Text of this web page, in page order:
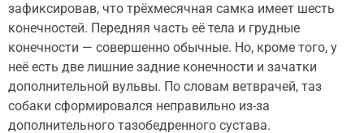
зафиксировав, что трёхмесячная самка имеет шесть
конечностей. Передняя часть её тела и грудные
конечности — совершенно обычные. Но, кроме того, у
неё есть две лишние задние конечности и зачатки
дополнительной вульвы. По словам ветврачей, таз
собаки сформировался неправильно из-за
дополнительного тазобедренного сустава.